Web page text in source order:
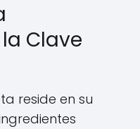
Clave
reside en su